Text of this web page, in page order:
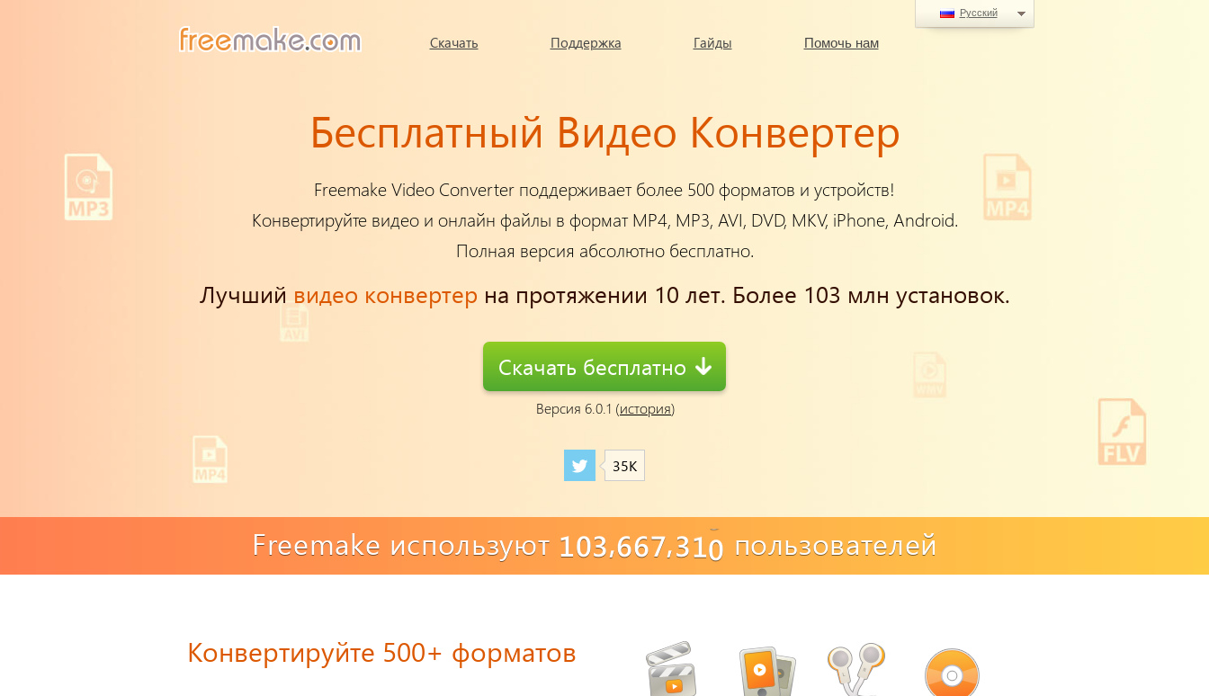
Русский
Скачать Поддержка Гайды Помочь нам
Бесплатный Видео Конвертер
Freemake Video Converter поддерживает более 500 форматов и устройств!
Конвертируйте видео и онлайн файлы в формат MP4, MP3, AVI, DVD, MKV, iPhone, Android.
Полная версия абсолютно бесплатно.
Лучший видео конвертер на протяжении 10 лет. Более 103 млн установок.
Скачать бесплатно
Версия 6.0.1 (история)
35K
Freemake используют 103,667,310 пользователей
Конвертируйте 500+ форматов